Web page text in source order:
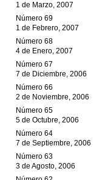
1 de Marzo, 2007
Número 69
1 de Febrero, 2007
Número 68
4 de Enero, 2007
Número 67
7 de Diciembre, 2006
Número 66
2 de Noviembre, 2006
Número 65
5 de Octubre, 2006
Número 64
7 de Septiembre, 2006
Número 63
3 de Agosto, 2006